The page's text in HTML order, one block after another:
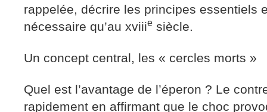
rappelée, décrire les principes essentiels
nécessaire qu’au xviiie siècle.
Un concept central, les « cercles morts »
Quel est l’avantage de l’éperon ? Le
rapidement en affirmant que le choc